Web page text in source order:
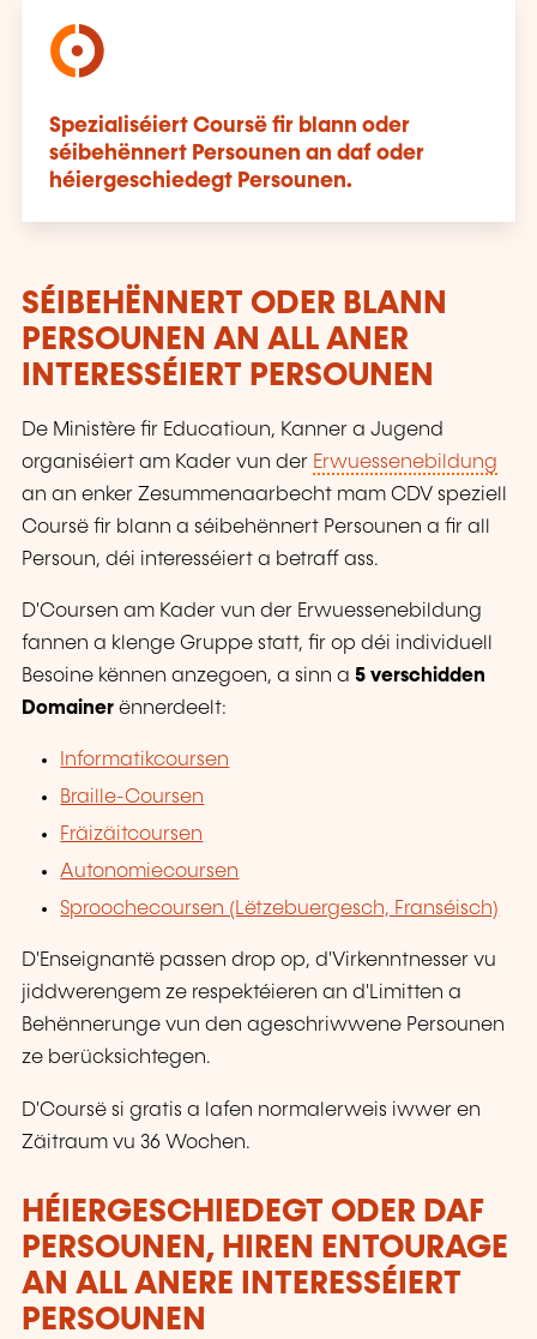
Spezialiséiert Coursë fir blann oder
séibehënnert Persounen an daf oder
héiergeschiedegt Persounen.
SÉIBEHËNNERT ODER BLANN
PERSOUNEN AN ALL ANER
INTERESSÉIERT PERSOUNEN
De Ministère fir Educatioun, Kanner a Jugend
organiséiert am Kader vun der Erwuessenebildung
an an enker Zesummenaarbecht mam CDV speziell
Coursë fir blann a séibehënnert Persounen a fir all
Persoun, déi interesséiert a betraff ass.
D'Coursen am Kader vun der Erwuessenebildung
fannen a klenge Gruppe statt, fir op déi individuell
Besoine kënnen anzegoen, a sinn a 5 verschidden
Domainer ënnerdeelt:
Informatikcoursen
Braille-Coursen
Fräizäitcoursen
Autonomiecoursen
Sproochecoursen (Lëtzebuergesch, Franséisch)
D'Enseignantë passen drop op, d'Virkenntnesser vu
jiddwerengem ze respektéieren an d'Limitten a
Behënnerunge vun den ageschriwwene Persounen
ze berücksichtegen.
D'Coursë si gratis a lafen normalerweis iwwer en
Zäitraum vu 36 Wochen.
HÉIERGESCHIEDEGT ODER DAF
PERSOUNEN, HIREN ENTOURAGE
AN ALL ANERE INTERESSÉIERT
PERSOUNEN